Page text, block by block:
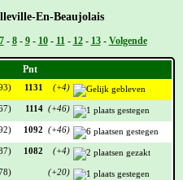
En-Beaujolais
7- 8- 9- 10- 11- 12- 13- Volgende
Pnt
1131 (+4)
1114 (+46)
1092 (+46)
1082 (+4)
(+20)